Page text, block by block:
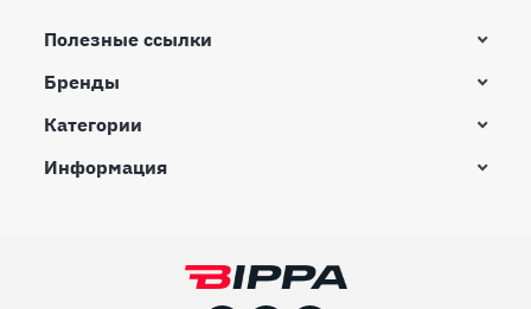
Полезные ссылки
Бренды
Категории
Информация